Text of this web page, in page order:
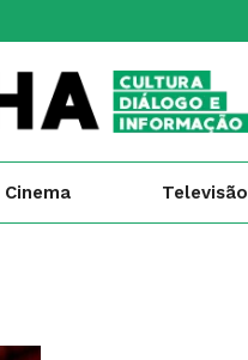
Cinema Televisão